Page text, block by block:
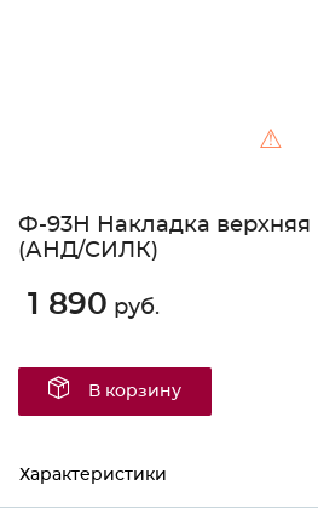
⚠
Ф-93Н Накладка
(АНД/СИЛК)
1 890 руб.
В корзину
Характеристики